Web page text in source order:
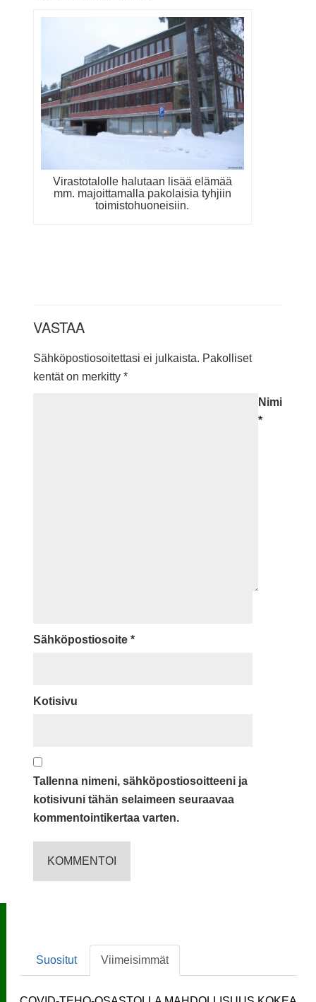
Virastotalolle halutaan lisää elämää
mm. majoittamalla pakolaisia tyhjiin
toimistohuoneisiin.
VASTAA
Sähköpostiosoitettasi ei julkaista. Pakolliset
kentät on merkitty *
Nimi
*
Sähköpostiosoite *
Kotisivu
Tallenna nimeni, sähköpostiosoitteeni ja
kotisivuni tähän selaimeen seuraavaa
kommentointikertaa varten.
Suositut Viimeisimmät